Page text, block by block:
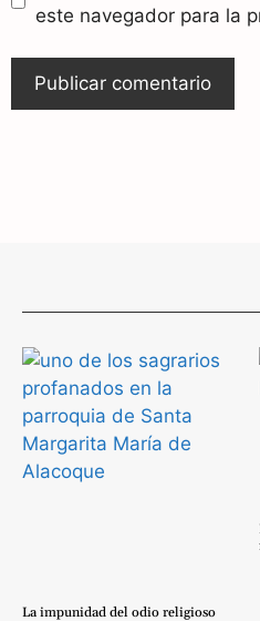
este navegador para la
La impunidad del odio religioso